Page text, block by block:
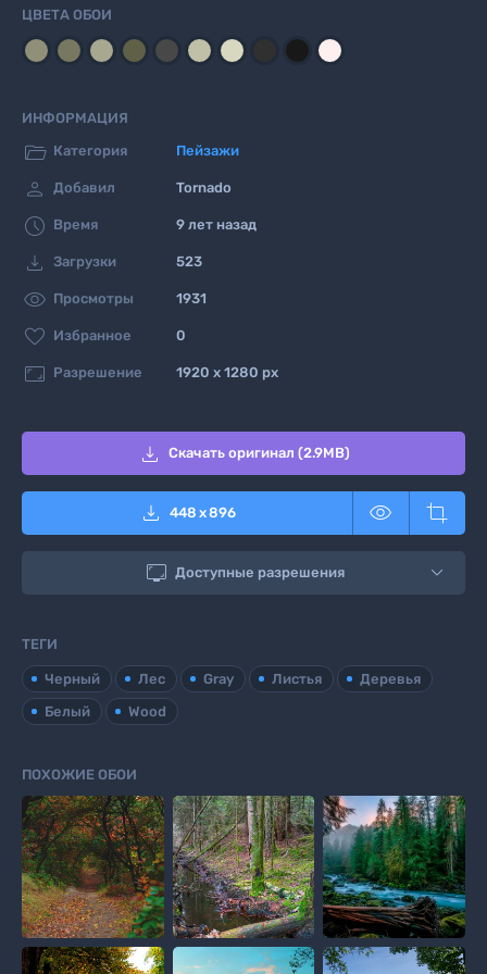
ЦВЕТА ОБОИ
ИНФОРМАЦИЯ
 Категория Пейзажи
 Добавил Tornado
 Время 9 лет назад
 Загрузки 523
 Просмотры 1931
 Избранное 0
 Разрешение 1920 x 1280 px
 Скачать оригинал (2.9MB)
 448 x896  
 Доступные разрешения
ТЕГИ
Черный Лес Gray Листья
Деревья
Белый
Wood
ПОХОЖИЕ ОБОИ